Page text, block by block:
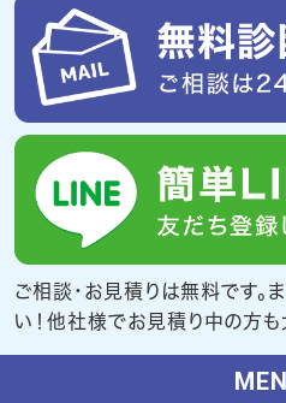
ご相談・お見積りは無料です。
い！他社様でお見積り中の方も